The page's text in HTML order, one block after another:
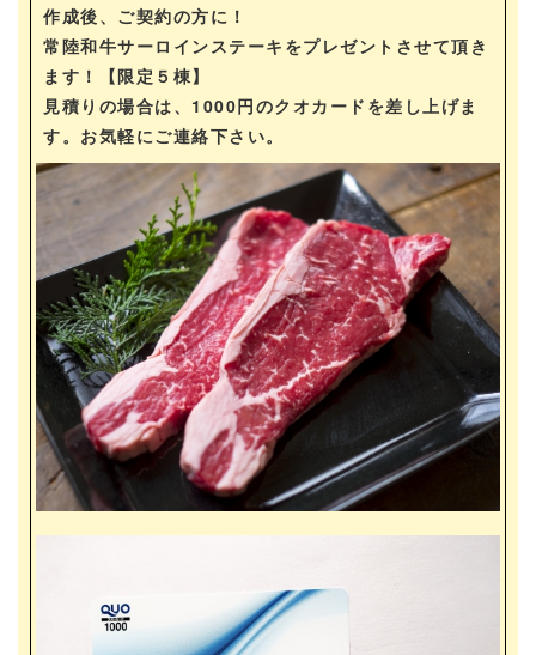
作成後、ご契約の方に！
常陸和牛サーロインステーキをプレゼントさせて頂き
ます！【限定５棟】
見積りの場合は、1000円のクオカードを差し上げま
す。お気軽にご連絡下さい。